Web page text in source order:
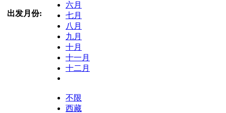
出发月份:
六月
七月
八月
九月
十月
十一月
十二月
不限
西藏